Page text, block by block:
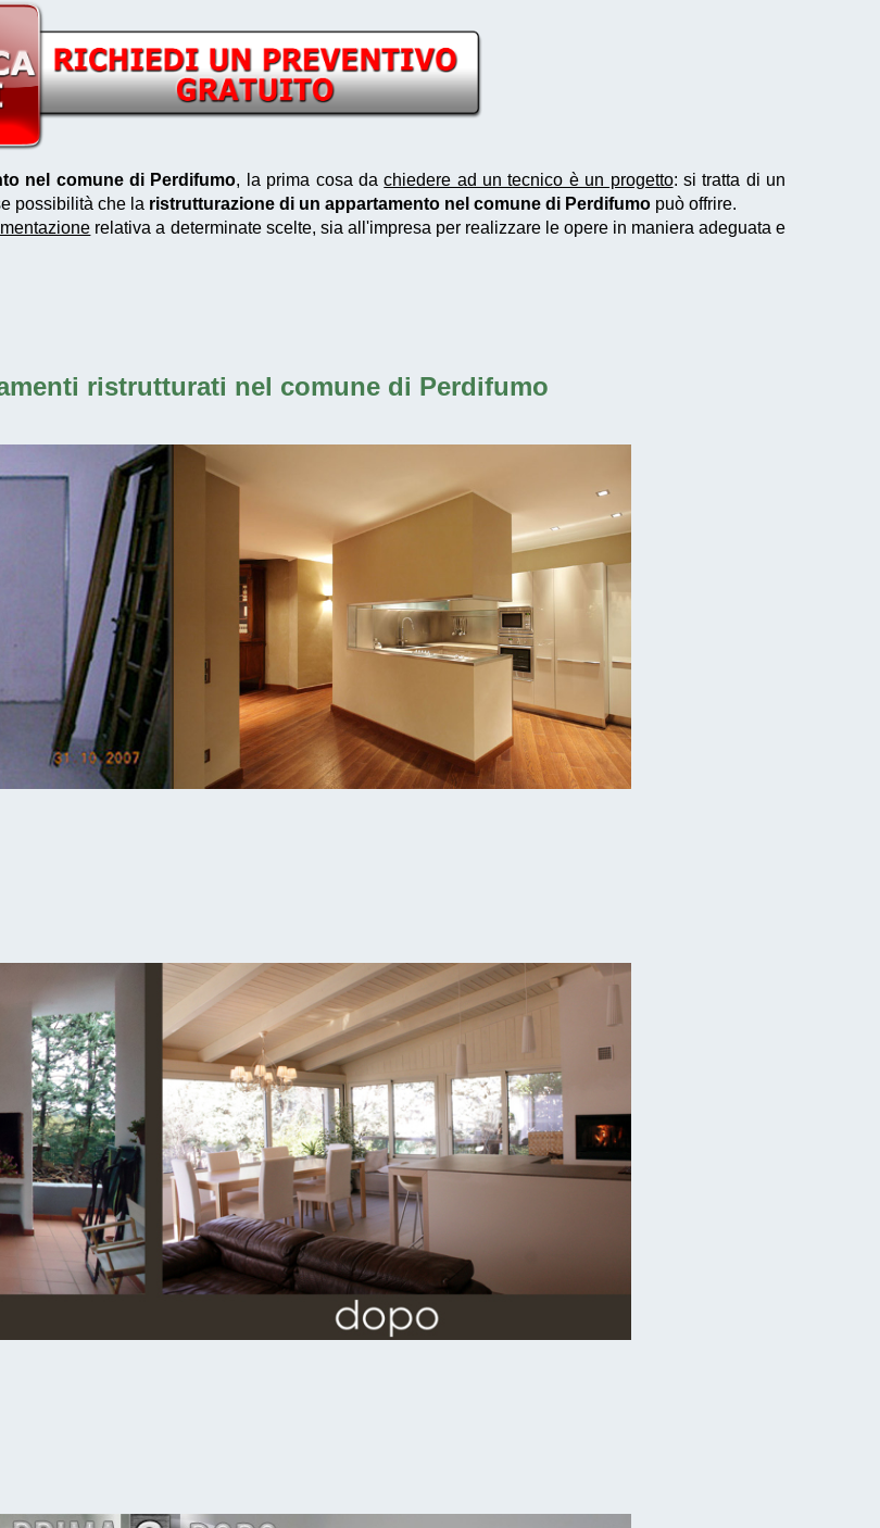
nel comune di Perdifumo, la prima cosa dachiedere ad un tecnico è un progetto: si tratta di un
possibilità che la ristrutturazione di un appartamento nel comune di Perdifumo può offrire.
relativa a determinate scelte, sia all'impresa per realizzare le opere in maniera adeguata e
ristrutturati nel comune di Perdifumo